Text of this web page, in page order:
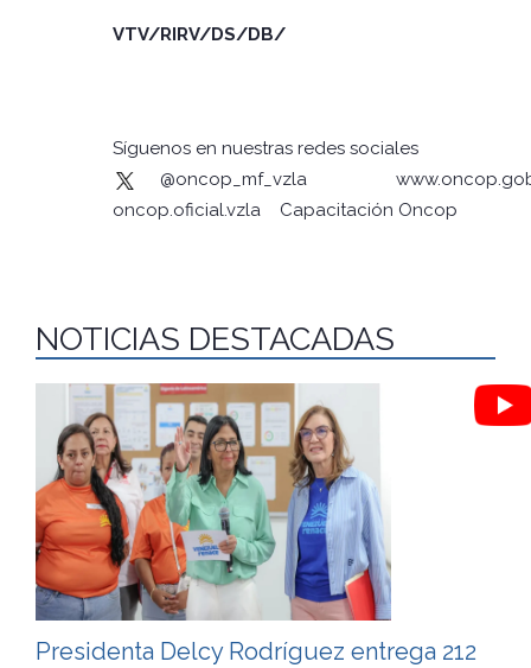
VTV/RIRV/DS/DB/
Síguenos en nuestras redes sociales
@oncop_mf_vzla
oncop.oficial.vzla
Capacitación Oncop
NOTICIAS DESTACADAS
Presidenta Delcy Rodríguez entrega 212